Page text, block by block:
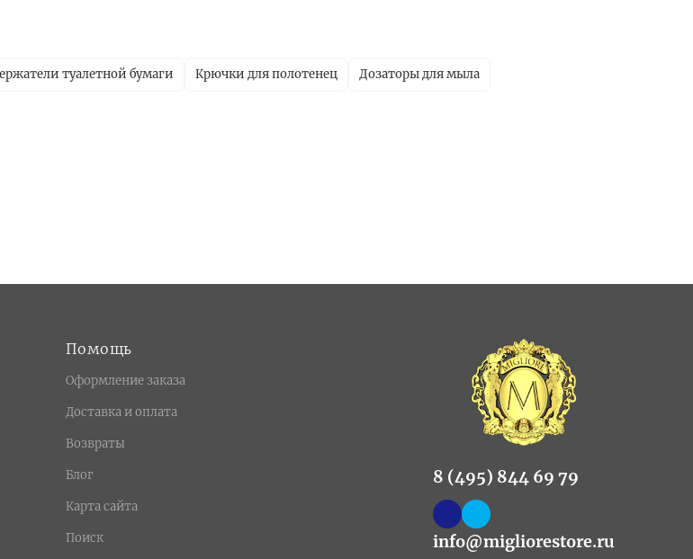
туалетной бумаги Крючки для полотенец Дозаторы для мыла
Помощь
Оформление заказа
Доставка и оплата
Возвраты
Блог
Карта сайта
Поиск
8 (495) 844 69 79
info@migliorestore.ru